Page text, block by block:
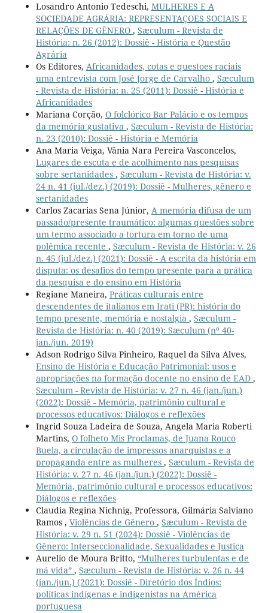
Losandro Antonio Tedeschi, MULHERES E A
SOCIEDADE AGRÁRIA: REPRESENTAÇOES SOCIAIS E
RELAÇÕES DE GÊNERO , Sæculum - Revista de
História: n. 26 (2012): Dossiê - História e Questão
Agrária
Os Editores, Africanidades, cotas e questoes raciais
uma entrevista com José Jorge de Carvalho , Sæculum
- Revista de História: n. 25 (2011): Dossiê - História e
Africanidades
Mariana Corção, O folclórico Bar Palácio e os tempos
da memória gustativa , Sæculum - Revista de História:
n. 23 (2010): Dossiê - História e Memória
Ana Maria Veiga, Vânia Nara Pereira Vasconcelos,
Lugares de escuta e de acolhimento nas pesquisas
sobre sertanidades , Sæculum - Revista de História: v.
24 n. 41 (jul./dez.) (2019): Dossiê - Mulheres, gênero e
sertanidades
Carlos Zacarias Sena Júnior, A memória difusa de um
passado/presente traumático: algumas questões sobre
um termo associado a tortura em torno de uma
polêmica recente , Sæculum - Revista de História: v. 26
n. 45 (jul./dez.) (2021): Dossiê - A escrita da história em
disputa: os desafios do tempo presente para a prática
da pesquisa e do ensino em História
Regiane Maneira, Práticas culturais entre
descendentes de italianos em Irati (PR): história do
tempo presente, memória e nostalgia , Sæculum -
Revista de História: n. 40 (2019): Sæculum (nº 40-
jan./jun. 2019)
Adson Rodrigo Silva Pinheiro, Raquel da Silva Alves,
Ensino de História e Educação Patrimonial: usos e
apropriações na formação docente no ensino de EAD ,
Sæculum - Revista de História: v. 27 n. 46 (jan./jun.)
(2022): Dossiê - Memória, patrimônio cultural e
processos educativos: Diálogos e reflexões
Ingrid Souza Ladeira de Souza, Angela Maria Roberti
Martins, O folheto Mis Proclamas, de Juana Rouco
Buela, a circulação de impressos anarquistas e a
propaganda entre as mulheres , Sæculum - Revista de
História: v. 27 n. 46 (jan./jun.) (2022): Dossiê -
Memória, patrimônio cultural e processos educativos:
Diálogos e reflexões
Claudia Regina Nichnig, Professora, Gilmária Salviano
Ramos , Violências de Gênero , Sæculum - Revista de
História: v. 29 n. 51 (2024): Dossiê - Violências de
Gênero: Interseccionalidade, Sexualidades e Justiça
Aurelio de Moura Britto, “Mulheres turbulentas e de
má vida” , Sæculum - Revista de História: v. 26 n. 44
(jan./jun.) (2021): Dossiê - Diretório dos Índios:
políticas indígenas e indigenistas na América
portuguesa